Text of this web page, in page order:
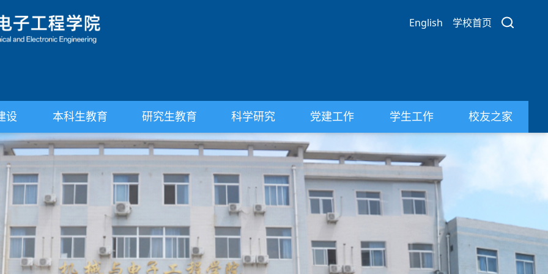
English 学校首页
设 本科生教育 研究生教育 科学研究 党建工作 学生工作 校友之家